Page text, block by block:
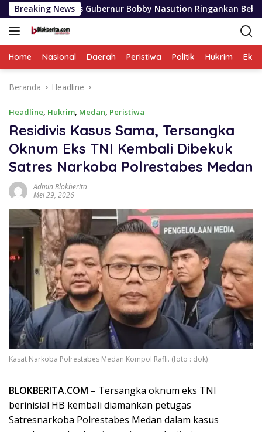
Langsung
ke
konten
Breaking News
Gubernur Bobby Nasution Ringankan Beban Orang Tua
Home Nasional Daerah Peristiwa Politik Hukrim
Beranda Headline
Headline, Hukrim, Medan, Peristiwa
Residivis Kasus Sama, Tersangka
Oknum Eks TNI Kembali Dibekuk
Satres Narkoba Polrestabes Medan
Admin Blokberita
Mei 29, 2026
Kasat Narkoba Polrestabes Medan Kompol Rafli. (foto : dok)
BLOKBERITA.COM – Tersangka oknum eks TNI
berinisial HB kembali diamankan petugas
Satresnarkoba Polrestabes Medan dalam kasus